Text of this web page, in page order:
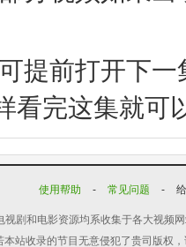
提前打开下
看完这集就可
使用帮助 - 常见问题 -
视剧和电影资源均系收集于各大视频
本站收录的节目无意侵犯了贵司版权